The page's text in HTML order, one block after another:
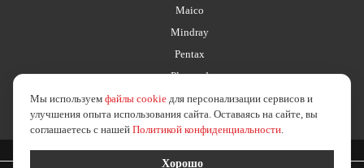
Maico
Mindray
Pentax
Planmed
политика в отношении обработки персональных данных
Мы используем файлы cookie для персонализации сервисов и
улучшения опыта использования сайта. Оставаясь на сайте, вы
соглашаетесь с нашей Политикой конфиденциальности.
Хорошо